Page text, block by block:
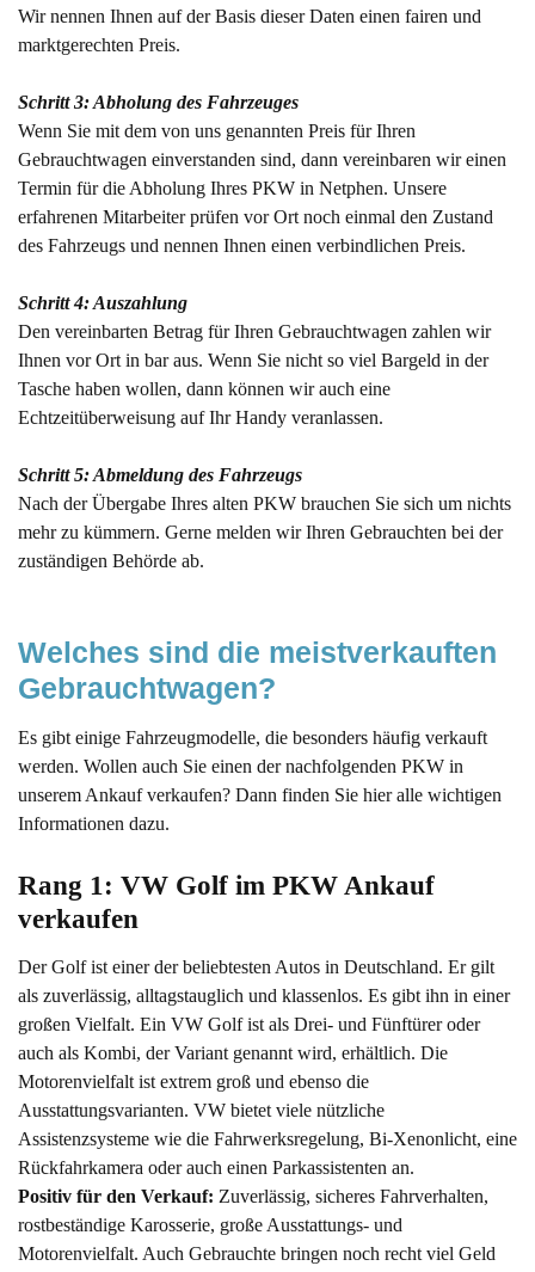
Wir nennen Ihnen auf der Basis dieser Daten einen fairen und
marktgerechten Preis.
Schritt 3: Abholung des Fahrzeuges
Wenn Sie mit dem von uns genannten Preis für Ihren
Gebrauchtwagen einverstanden sind, dann vereinbaren wir einen
Termin für die Abholung Ihres PKW in Netphen. Unsere
erfahrenen Mitarbeiter prüfen vor Ort noch einmal den Zustand
des Fahrzeugs und nennen Ihnen einen verbindlichen Preis.
Schritt 4: Auszahlung
Den vereinbarten Betrag für Ihren Gebrauchtwagen zahlen wir
Ihnen vor Ort in bar aus. Wenn Sie nicht so viel Bargeld in der
Tasche haben wollen, dann können wir auch eine
Echtzeitüberweisung auf Ihr Handy veranlassen.
Schritt 5: Abmeldung des Fahrzeugs
Nach der Übergabe Ihres alten PKW brauchen Sie sich um nichts
mehr zu kümmern. Gerne melden wir Ihren Gebrauchten bei der
zuständigen Behörde ab.
Welches sind die meistverkauften
Gebrauchtwagen?
Es gibt einige Fahrzeugmodelle, die besonders häufig verkauft
werden. Wollen auch Sie einen der nachfolgenden PKW in
unserem Ankauf verkaufen? Dann finden Sie hier alle wichtigen
Informationen dazu.
Rang 1: VW Golf im PKW Ankauf
verkaufen
Der Golf ist einer der beliebtesten Autos in Deutschland. Er gilt
als zuverlässig, alltagstauglich und klassenlos. Es gibt ihn in einer
großen Vielfalt. Ein VW Golf ist als Drei- und Fünftürer oder
auch als Kombi, der Variant genannt wird, erhältlich. Die
Motorenvielfalt ist extrem groß und ebenso die
Ausstattungsvarianten. VW bietet viele nützliche
Assistenzsysteme wie die Fahrwerksregelung, Bi-Xenonlicht, eine
Rückfahrkamera oder auch einen Parkassistenten an.
Positiv für den Verkauf: Zuverlässig, sicheres Fahrverhalten,
rostbeständige Karosserie, große Ausstattungs- und
Motorenvielfalt. Auch Gebrauchte bringen noch recht viel Geld